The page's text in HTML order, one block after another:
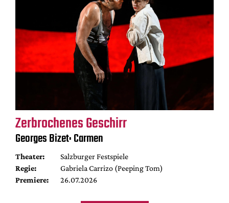
Zerbrochenes Geschirr
Georges Bizet: Carmen
Theater:
Salzburger Festspiele
Regie:
Gabriela Carrizo (Peeping Tom)
Premiere:
26.07.2026